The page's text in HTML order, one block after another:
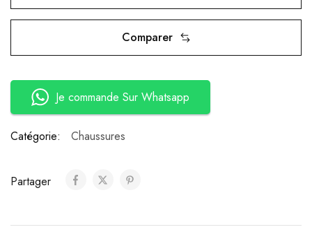
Comparer
Je commande Sur Whatsapp
Catégorie: Chaussures
Partager